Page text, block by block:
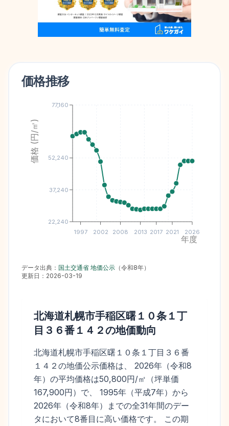
価格推移
1997 2002 2008 2013 2017 2021 2026
年度
22,240
37,240
52,240
77,160
価格 (円/㎡)
データ出典： 国土交通省 地価公示 （令和8年）
更新日： 2026-03-19
北海道札幌市手稲区曙１０条１丁
目３６番１４２の地価動向
北海道札幌市手稲区曙１０条１丁目３６番
１４２の地価公示価格は、 2026年（令和8
年）の平均価格は50,800円/㎡（坪単価
167,900円）で、 1995年（平成7年）から
2026年（令和8年）までの全31年間のデー
タにおいて8番目に高い価格です。 この期